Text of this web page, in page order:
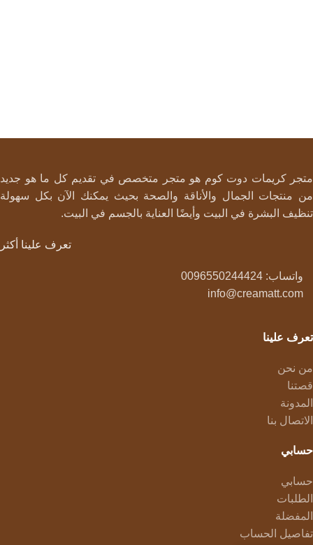
متجر كريمات دوت كوم هو متجر متخصص في تقديم كل ما هو جديد
من منتجات الجمال والأناقة والصحة بحيث يمكنك الآن بكل سهولة
تنظيف البشرة في البيت وأيضًا العناية بالجسم في البيت.
تعرف علينا أكثر
واتساب: 0096550244424
info@creamatt.com
تعرف علينا
من نحن
قصتنا
المدونة
الاتصال بنا
حسابي
حسابي
الطلبات
المفضلة
تفاصيل الحساب